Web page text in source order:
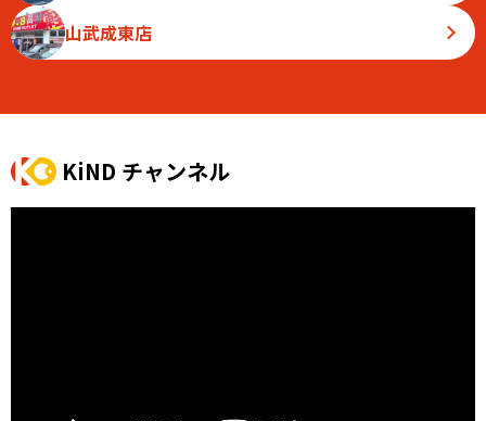
山武成東店
KiND チャンネル